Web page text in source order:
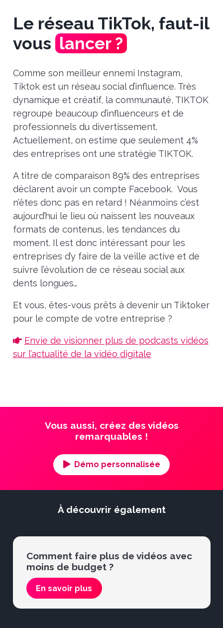
Le réseau TikTok, faut-il
vous lancer ?
Comme son meilleur ennemi Instagram,
Tiktok est un réseau social d’influence. Très
dynamique et créatif, la communauté, TIKTOK
regroupe beaucoup d’influenceurs et de
professionnels du divertissement.
Actuellement, on estime que seulement 4%
des entreprises ont une stratégie TIKTOK.
A titre de comparaison 89% des entreprises
déclarent avoir un compte Facebook. Vous
n’êtes donc pas en retard ! Néanmoins c’est
aujourd’hui le lieu où naissent les nouveaux
formats de contenus, les tendances du
moment. Il est donc intéressant pour les
entreprises d’y faire de la veille active et de
suivre l’évolution de ce réseau social aux
dents longues…
Et vous, êtes-vous prêts à devenir un Tiktoker
pour le compte de votre entreprise ?
Envie de visionner plus de podcasts vidéos
sur l’actualité de la vidéo digitale
Vous aussi, créez des vidéos
remarquables !
Démo personnalisée
À découvrir également
Comment faire plus de vidéos avec
moins de budget ?
En savoir plus